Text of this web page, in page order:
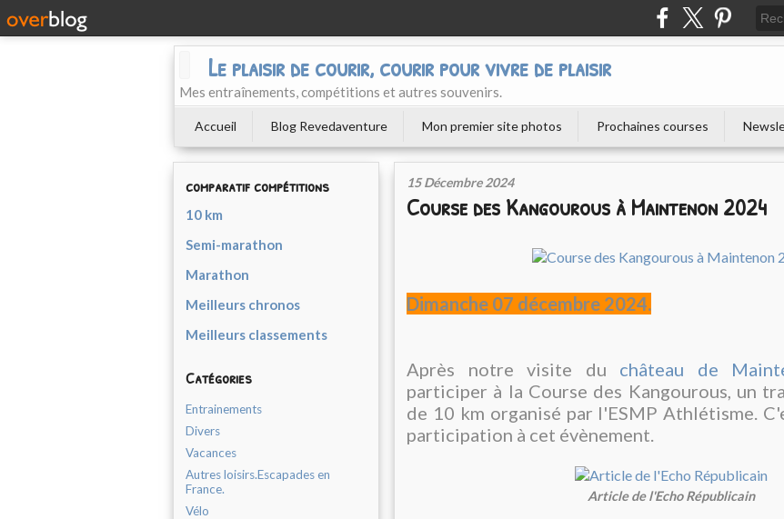
Le plaisir de courir, courir pour vivre de plaisir
Mes entraînements, compétitions et autres souvenirs.
Accueil Blog Revedaventure Mon premier site photos Prochaines courses
comparatif compétitions
10 km
Semi-marathon
Marathon
Meilleurs chronos
Meilleurs classements
Catégories
Entrainements
Divers
Vacances
Autres loisirs.Escapades en
France.
Vélo
15 Décembre 2024
Course des Kangourous à Maintenon 2024
Dimanche 07 décembre 2024.
Après notre visite du château de
participer à la Course des Kangourous, un
de 10 km organisé par l'ESMP Athlétisme.
participation à cet évènement.
Article de l'Echo Républicain